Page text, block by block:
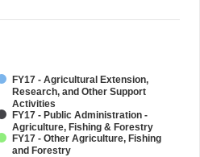
FY17 - Agricultural Extension,
Research, and Other Support
Activities
FY17 - Public Administration -
Agriculture, Fishing & Forestry
FY17 - Other Agriculture, Fishing
and Forestry